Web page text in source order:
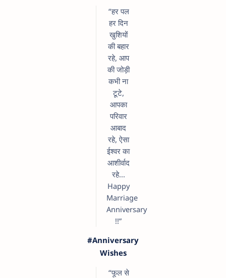
“हर पल
हर दिन
खुशियों
की बहार
रहे, आप
की जोड़ी
कभी ना
टूटे,
आपका
परिवार
आबाद
रहे, ऐसा
ईश्वर का
आशीर्वाद
रहे...
Happy
Marriage
Anniversary
!!”
#Anniversary
Wishes
“फूल से